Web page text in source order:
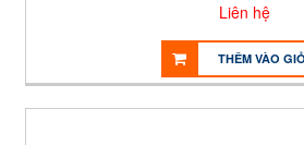
Liên hệ
THÊM VÀO GIỎ